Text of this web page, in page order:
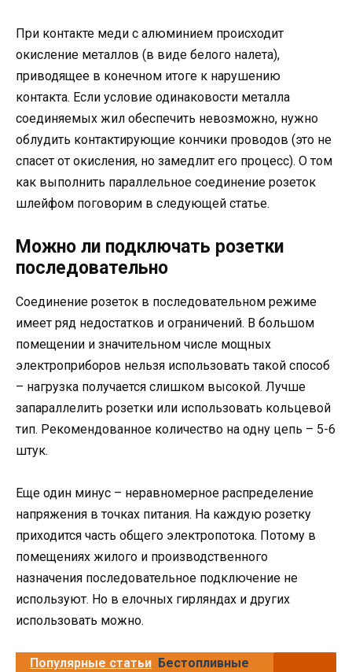
При контакте меди с алюминием происходит
окисление металлов (в виде белого налета),
приводящее в конечном итоге к нарушению
контакта. Если условие одинаковости металла
соединяемых жил обеспечить невозможно, нужно
облудить контактирующие кончики проводов (это не
спасет от окисления, но замедлит его процесс). О том
как выполнить параллельное соединение розеток
шлейфом поговорим в следующей статье.
Можно ли подключать розетки
последовательно
Соединение розеток в последовательном режиме
имеет ряд недостатков и ограничений. В большом
помещении и значительном числе мощных
электроприборов нельзя использовать такой способ
– нагрузка получается слишком высокой. Лучше
запараллелить розетки или использовать кольцевой
тип. Рекомендованное количество на одну цепь – 5-6
штук.
Еще один минус – неравномерное распределение
напряжения в точках питания. На каждую розетку
приходится часть общего электропотока. Потому в
помещениях жилого и производственного
назначения последовательное подключение не
используют. Но в елочных гирляндах и других
использовать можно.
Популярные статьи Бестопливные